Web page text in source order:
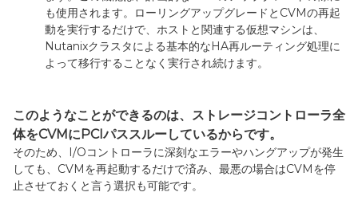
も使用されます。ローリングアップグレードと CVMの再起
動を実行するだけで、ホストと関連する仮想マシンは、
Nutanixクラスタによる基本的なHA再ルーティング処理に
よって移行することなく実行され続けます。
このようなことができるのは、ストレージコントローラ全
体をCVMにPCIパススルーしているからです。
そのため、 I/Oコントローラに深刻なエラーやハングアップが発生
しても、 CVMを再起動するだけで済み、最悪の場合はCVMを停
止させておくと言う選択も可能です。